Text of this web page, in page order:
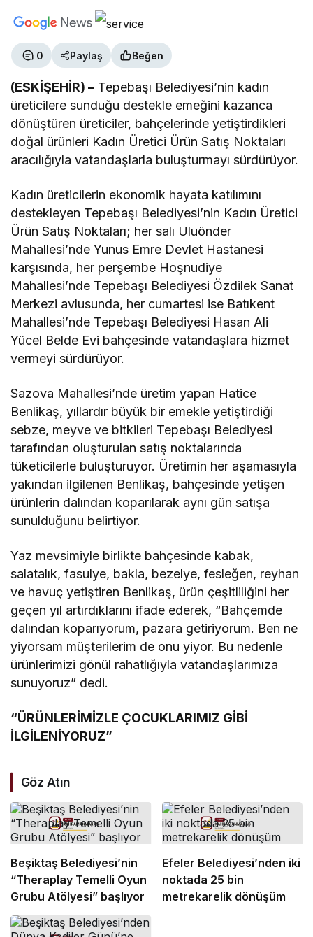
0 Paylaş Beğen
(ESKİŞEHİR) – Tepebaşı Belediyesi’nin kadın
üreticilere sunduğu destekle emeğini kazanca
dönüştüren üreticiler, bahçelerinde yetiştirdikleri
doğal ürünleri Kadın Üretici Ürün Satış Noktaları
aracılığıyla vatandaşlarla buluşturmayı sürdürüyor.
Kadın üreticilerin ekonomik hayata katılımını
destekleyen Tepebaşı Belediyesi’nin Kadın Üretici
Ürün Satış Noktaları; her salı Uluönder
Mahallesi’nde Yunus Emre Devlet Hastanesi
karşısında, her perşembe Hoşnudiye
Mahallesi’nde Tepebaşı Belediyesi Özdilek Sanat
Merkezi avlusunda, her cumartesi ise Batıkent
Mahallesi’nde Tepebaşı Belediyesi Hasan Ali
Yücel Belde Evi bahçesinde vatandaşlara hizmet
vermeyi sürdürüyor.
Sazova Mahallesi’nde üretim yapan Hatice
Benlikaş, yıllardır büyük bir emekle yetiştirdiği
sebze, meyve ve bitkileri Tepebaşı Belediyesi
tarafından oluşturulan satış noktalarında
tüketicilerle buluşturuyor. Üretimin her aşamasıyla
yakından ilgilenen Benlikaş, bahçesinde yetişen
ürünlerin dalından koparılarak aynı gün satışa
sunulduğunu belirtiyor.
Yaz mevsimiyle birlikte bahçesinde kabak,
salatalık, fasulye, bakla, bezelye, fesleğen, reyhan
ve havuç yetiştiren Benlikaş, ürün çeşitliliğini her
geçen yıl artırdıklarını ifade ederek, “Bahçemde
dalından koparıyorum, pazara getiriyorum. Ben ne
yiyorsam müşterilerim de onu yiyor. Bu nedenle
ürünlerimizi gönül rahatlığıyla vatandaşlarımıza
sunuyoruz” dedi.
“ÜRÜNLERİMİZLE ÇOCUKLARIMIZ GİBİ
İLGİLENİYORUZ”
Göz Atın
Beşiktaş Belediyesi’nin
“Theraplay Temelli Oyun
Grubu Atölyesi” başlıyor
Efeler Belediyesi’nden iki
noktada 25 bin
metrekarelik dönüşüm